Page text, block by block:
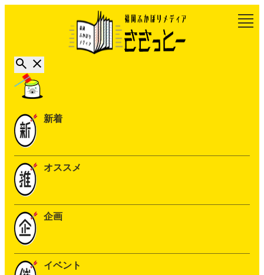
新着
オススメ
企画
イベント